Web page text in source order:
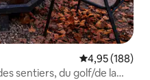
Évaluation
4,95 (188)
sentiers, du golf/de la